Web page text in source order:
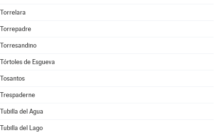
Torrelara
Torrepadre
Torresandino
Tórtoles de Esgueva
Tosantos
Trespaderne
Tubilla del Agua
Tubilla del Lago